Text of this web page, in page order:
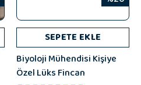
SEPETE EKLE
Biyoloji Mühendisi Kişiye
Özel Lüks Fincan